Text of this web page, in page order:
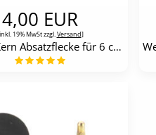
4,00 EUR
19% MwSt zzgl. Versand]
Werner Kern Absatzflecke für 6 cm-Absätze